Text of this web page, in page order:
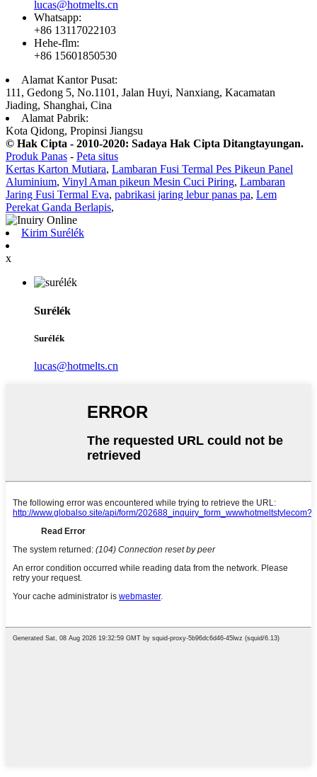
lucas@hotmelts.cn
Whatsapp:
+86 13117022103
Hehe-flm:
+86 15601850530
Alamat Kantor Pusat:
111, Gedong 5, No.1101, Jalan Huyi, Nanxiang, Kacamatan
Jiading, Shanghai, Cina
Alamat Pabrik:
Kota Qidong, Propinsi Jiangsu
© Hak Cipta - 2010-2020: Sadaya Hak Cipta Ditangtayungan.
Produk Panas - Peta situs
Kertas Karton Mutiara, Lambaran Fusi Termal Pes Pikeun Panel
Aluminium, Vinyl Aman pikeun Mesin Cuci Piring, Lambaran
Jaring Fusi Termal Eva, pabrikasi jaring lebur panas pa, Lem
Perekat Ganda Berlapis,
Kirim Surélék
x
Surélék
Surélék
lucas@hotmelts.cn